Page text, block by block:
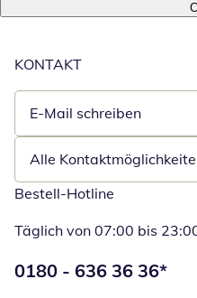
KONTAKT
E-Mail schreiben
Öffnet E-Mail-Client
Alle
Bestell-Hotline
Täglich von 07:00 bis
Telefonnummer:
0180 - 636 36 36*